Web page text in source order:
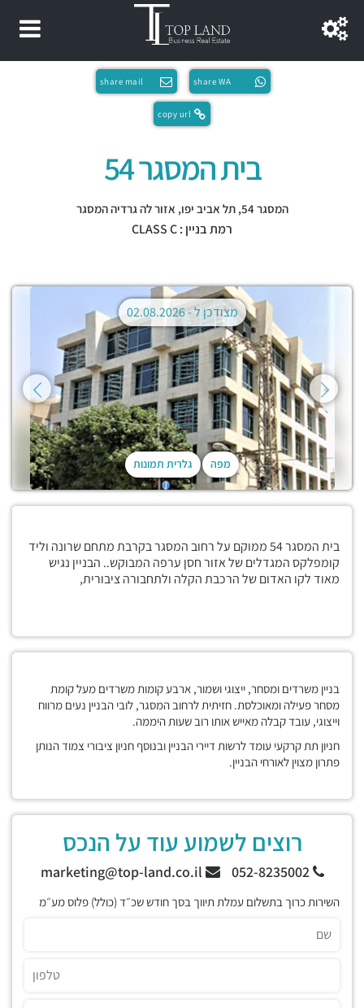
share WA
share mail
copy url
בית המסגר 54
המסגר 54, תל אביב יפו, אזור לה גרדיה המסגר
רמת בניין : CLASS C
מפה גלרית תמונות
מצודכן ל -02.08.2026
בית המסגר 54 ממוקם על רחוב המסגר בקרבת מתחם שרונה וליד
קומפלקס המגדלים של אזור חסן ערפה המבוקש.. הבניין נגיש
מאוד לקו האדום של הרכבת הקלה ולתחבורה ציבורית,
בניין משרדים ומסחר, ייצוגי ושמור, ארבע קומות משרדים מעל קומת
מסחר פעילה ומאוכלסת. חזיתית לרחוב המסגר, לובי הבניין נעים מרווח
וייצוגי, עובד קבלה מאייש אותו רוב שעות היממה.
חניון תת קרקעי עומד לרשות דיירי הבניין ובנוסף חניון ציבורי צמוד הנותן
פתרון מצוין לאורחי הבניין.
רוצים לשמוע עוד על הנכס
052-8235002
השירות כרוך בתשלום עמלת תיווך בסך חודש שכ״ד (כולל) פלוס מע״מ